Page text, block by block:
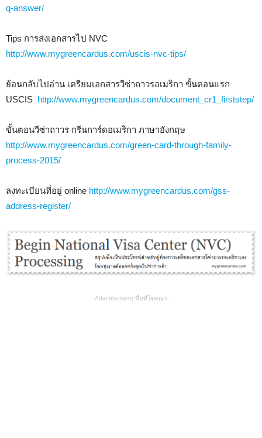
q-answer/
Tips การส่งเอกสารไป NVC
http://www.mygreencardus.com/uscis-nvc-tips/
ย้อนกลับไปอ่าน เตรียมเอกสารวีซ่าถาวรอเมริกา ขั้นตอนแรก
USCIS http://www.mygreencardus.com/document_cr1_firststep/
ขั้นตอนวีซ่าถาวร กรีนการ์ดอเมริกา ภาษาอังกฤษ
http://www.mygreencardus.com/green-card-through-family-
process-2015/
ลงทะเบียนที่อยู่ online http://www.mygreencardus.com/gss-
address-register/
- Advertisement พื้นที่โฆษณา -